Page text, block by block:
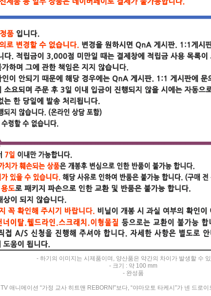
- 하기의 이미지는 시제품이며, 양산품은 약간의 차이가 발생할 수
- 크기 : 약 100 mm
- 완성품
TV 애니메이션 “가정 교사 히트맨 REBORN!”보다, “야마모토 타케시”가 넨 드로